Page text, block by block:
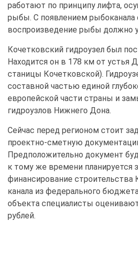
работают по принципу лифта,
рыбы. С появлением рыбоканала
воспроизведение рыбы должно
Кочетковский гидроузел был
Находится он в 178 км от устья
станицы Кочетковской).
составной частью единой
европейской части страны и
гидроузлов Нижнего Дона.
Сейчас перед регионом стоит
проектно-сметную
Предположительно документ
к тому же времени планируется
финансирование строительства
канала из федерального
объекта специалисты
рублей.